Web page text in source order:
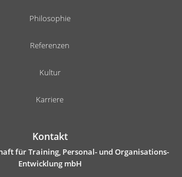
Philosophie
Referenzen
Kultur
Karriere
Kontakt
für Training, Personal- und Organisations-
Entwicklung mbH